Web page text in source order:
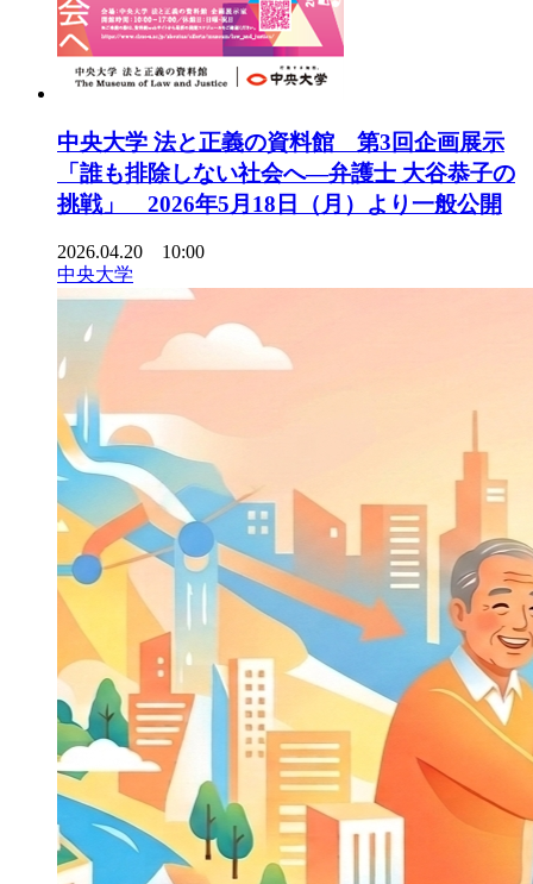
中央大学 法と正義の資料館 第3回企画展示
「誰も排除しない社会へ―弁護士 大谷恭子の
挑戦」 2026年5月18日（月）より一般公開
2026.04.20 10:00
中央大学